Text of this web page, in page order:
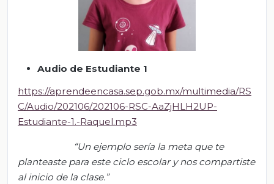
Audio de Estudiante 1
https://aprendeencasa.sep.gob.mx/multimedia/RS
C/Audio/202106/202106-RSC-AaZjHLH2UP-
Estudiante-1.-Raquel.mp3
“Un ejemplo sería la meta que te
planteaste para este ciclo escolar y nos compartiste
al inicio de la clase.”